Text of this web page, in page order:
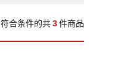
符合条件的共3件商品